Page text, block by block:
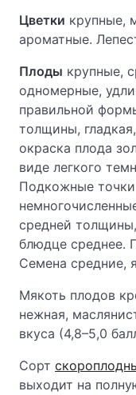
Цветки крупные,
ароматные.
Плоды крупные,
одномерные,
правильной
толщины,
окраска плода
виде легкого
Подкожные
средней
блюдце среднее.
Семена средние,
Мякоть плодов
нежная,
вкуса (4,8–5,0
Сорт
выходит на